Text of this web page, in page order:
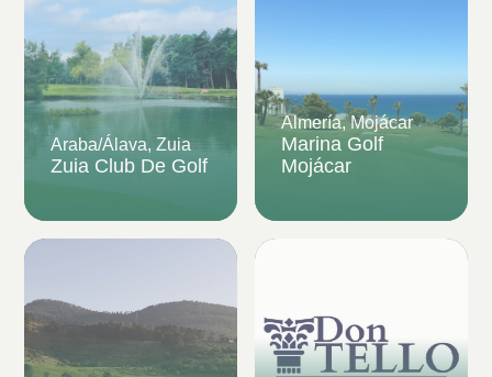
Araba/Álava, Zuia
Zuia Club De Golf
Almería, Mojácar
Marina Golf
Mojácar